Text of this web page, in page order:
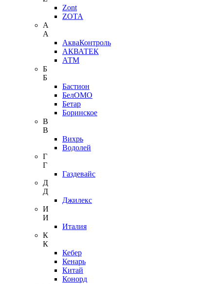
Zont
ZOTA
А
А
АкваКонтроль
АКВАТЕК
АТМ
Б
Б
Бастион
БелОМО
Бетар
Боринское
В
В
Вихрь
Водолей
Г
Г
Газдевайс
Д
Д
Джилекс
И
И
Италия
К
К
Кебер
Кенарь
Китай
Конорд